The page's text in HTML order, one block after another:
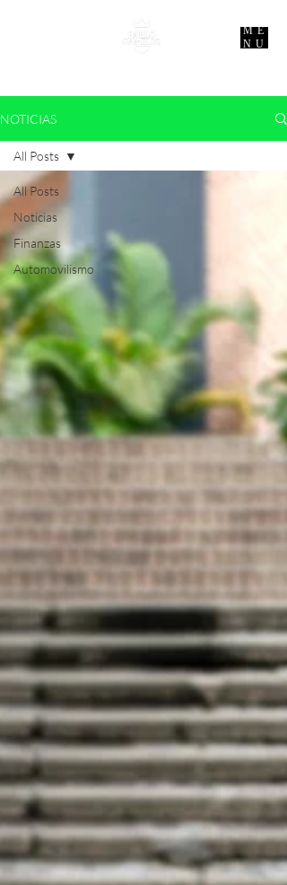
ME
NU
NOTICIAS
All Posts
Noticias
Finanzas
Automovilismo
All Posts